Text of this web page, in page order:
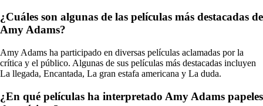
¿Cuáles son algunas de las películas más destacadas de
Amy Adams?
Amy Adams ha participado en diversas películas aclamadas por la
crítica y el público. Algunas de sus películas más destacadas incluyen
La llegada, Encantada, La gran estafa americana y La duda.
¿En qué películas ha interpretado Amy Adams papeles